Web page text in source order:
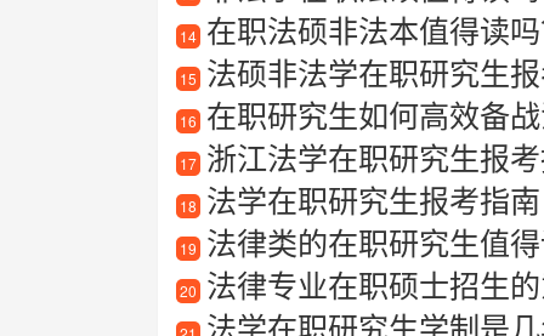
14 在职法硕非法本值得读
15 法硕非法学在职研究生
16 在职研究生如何高效备战
17 浙江法学在职研究生报考指
18 法学在职研究生报考指
19 法律类的在职研究生值
20 法律专业在职硕士招生
法学在职研究生学制是